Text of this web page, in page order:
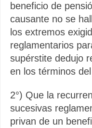
beneficio de
causante no se
los extremos
reglamentarios
supérstite dedujo
en los términos
2°) Que la
sucesivas
privan de un